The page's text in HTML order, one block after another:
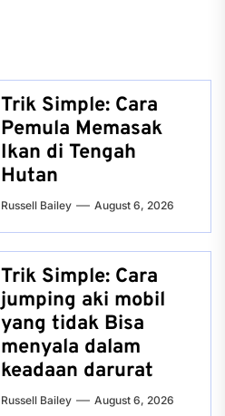
Trik Simple: Cara
Pemula Memasak
Ikan di Tengah
Hutan
Russell Bailey August 6, 2026
Trik Simple: Cara
jumping aki mobil
yang tidak Bisa
menyala dalam
keadaan darurat
Russell Bailey August 6, 2026